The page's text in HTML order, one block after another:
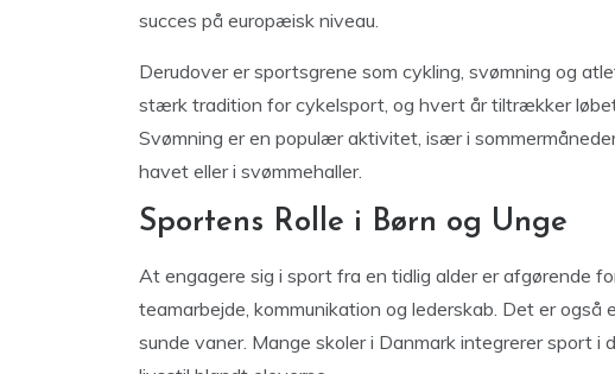
succes på europæisk niveau.
Derudover er sportsgrene som cykling, svømning og
stærk tradition for cykelsport, og hvert år tiltrækker
Svømning er en populær aktivitet, især i
havet eller i svømmehaller.
Sportens Rolle i Børn og Unge
At engagere sig i sport fra en tidlig alder er afgørende
teamarbejde, kommunikation og lederskab. Det er
sunde vaner. Mange skoler i Danmark integrerer sport